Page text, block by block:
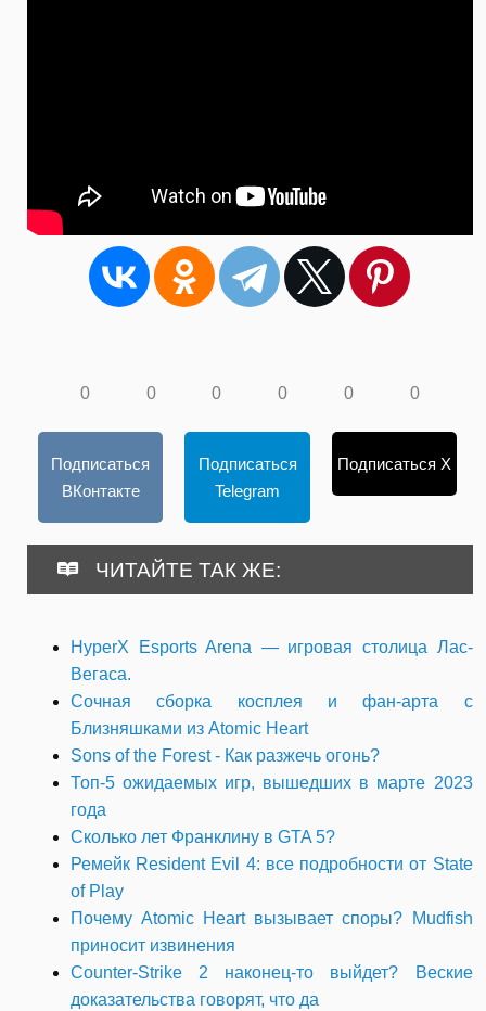
0 0 0 0 0 0
Подписаться
ВКонтакте
Подписаться
Telegram
Подписаться X
ЧИТАЙТЕ ТАК ЖЕ:
HyperX Esports Arena — игровая столица Лас-
Вегаса.
Сочная сборка косплея и фан-арта с
Близняшками из Atomic Heart
Sons of the Forest - Как разжечь огонь?
Топ-5 ожидаемых игр, вышедших в марте 2023
года
Сколько лет Франклину в GTA 5?
Ремейк Resident Evil 4: все подробности от State
of Play
Почему Atomic Heart вызывает споры? Mudfish
приносит извинения
Counter-Strike 2 наконец-то выйдет? Веские
доказательства говорят, что да